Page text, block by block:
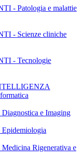
- Patologia e malattie
- Scienze cliniche
- Tecnologie
e Imaging
Rigenerativa e